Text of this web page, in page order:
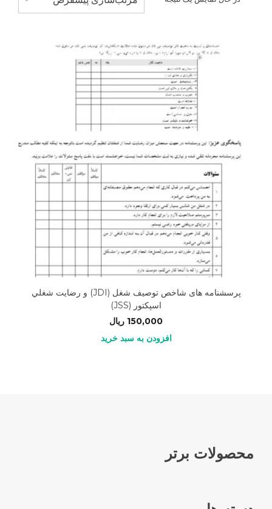
پرسشنامه های شاخص توصیف شغل (JDI) و رضايت شغلي
اسپكتور (JSS)
150,000 ریال
افزودن به سبد خرید
محصولات برتر